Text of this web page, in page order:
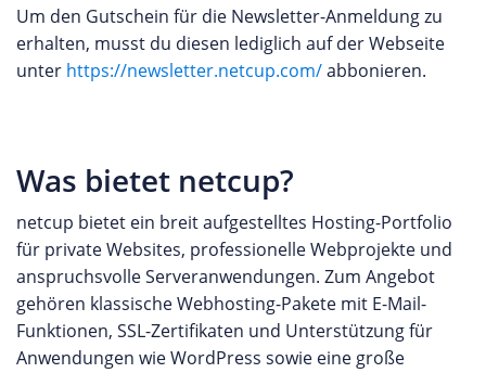
Um den Gutschein für die Newsletter-Anmeldung zu
erhalten, musst du diesen lediglich auf der Webseite
unter https://newsletter.netcup.com/abbonieren.
Was bietet netcup?
netcup bietet ein breit aufgestelltes Hosting-Portfolio
für private Websites, professionelle Webprojekte und
anspruchsvolle Serveranwendungen. Zum Angebot
gehören klassische Webhosting-Pakete mit E-Mail-
Funktionen, SSL-Zertifikaten und Unterstützung für
Anwendungen wie WordPress sowie eine große